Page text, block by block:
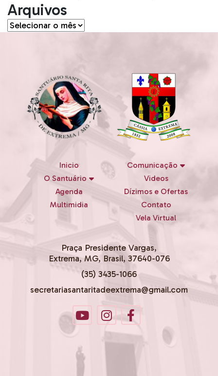
Arquivos
Arquivos
Inicio
O Santuário
Agenda
Multimidia
Comunicação
Videos
Dízimos e Ofertas
Contato
Vela Virtual
Praça Presidente Vargas,
Extrema, MG, Brasil, 37640-076
(35) 3435-1066
secretariasantaritadeextrema@gmail.com